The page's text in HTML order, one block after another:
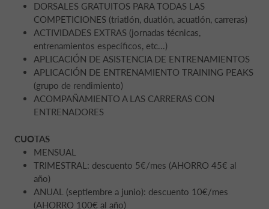
DORSALES GRATUITOS PARA TODAS LAS
COMPETICIONES (triatlón, duatlón, acuatlón, carreras)
ACTIVIDADES EXTRAS (jornadas técnicas,
entrenamientos específicos, etc...)
APLICACIÓN DE ASISTENCIA DE ENTRENAMIENTOS
APLICACIÓN DE ENTRENAMIENTO TRAINING PEAKS
(grupo de rendimiento)
ACOMPAÑAMIENTO A LAS CARRERAS CON
ENTRENADORES
CUOTAS
MENSUAL
TRIMESTRAL: descuento 5€/mes (AHORRO 45€ al
año)
ANUAL (septiembre a junio): descuento 10€/mes
(AHORRO 100€ al año)